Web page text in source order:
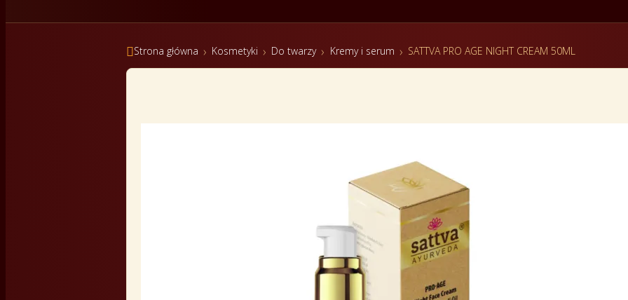
Strona główna Kosmetyki Do twarzy Kremy i serum SATTVA PRO AGE NIGHT CREAM 50ML